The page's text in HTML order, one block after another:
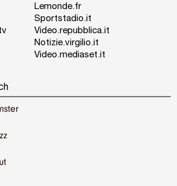
Lemonde.fr
Sportstadio.it
Video.repubblica.it
Notizie.virgilio.it
Video.mediaset.it